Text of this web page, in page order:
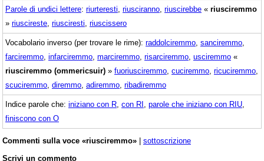
Parole di undici lettere: riurteresti riusciranno riuscirebbe « riusciremmo
» riuscireste riusciresti riuscissero
Vocabolario inverso (per trovare le rime): raddolciremmo sanciremmo
farciremmo infarciremmo marciremmo risarciremmo usciremmo «
riusciremmo (ommericsuir) » fuoriusciremmo cuciremmo ricuciremmo
scuciremmo diremmo adiremmo ribadiremmo
Indice parole che: iniziano con R con RI parole che iniziano con RIU
finiscono con O
Commenti sulla voce «riusciremmo» | sottoscrizione
Scrivi un commento